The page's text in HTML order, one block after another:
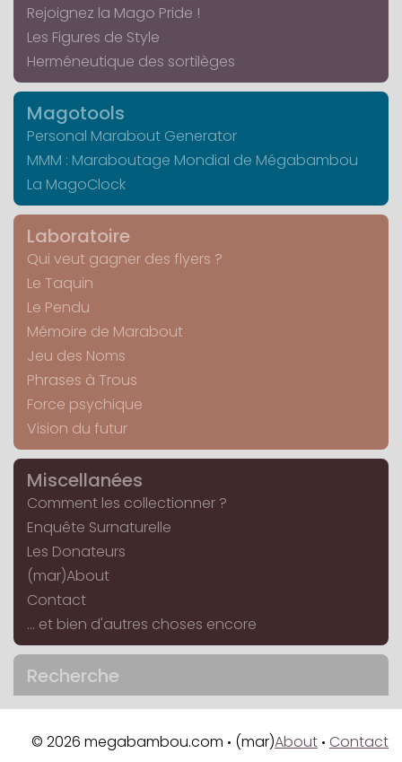
Rejoignez la Mago Pride !
Les Figures de Style
Herméneutique des sortilèges
Magotools
Personal Marabout Generator
MMM : Maraboutage Mondial de Mégabambou
La MagoClock
Laboratoire
Qui veut gagner des flyers ?
Le Taquin
Le Pendu
Mémoire de Marabout
Jeu des Noms
Phrases à Trous
Force psychique
Vision du futur
Miscellanées
Comment les collectionner ?
Enquête Surnaturelle
Les Donateurs
(mar)About
Contact
... et bien d'autres choses encore
Recherche
© 2026 megabambou.com • (mar)About • Contact